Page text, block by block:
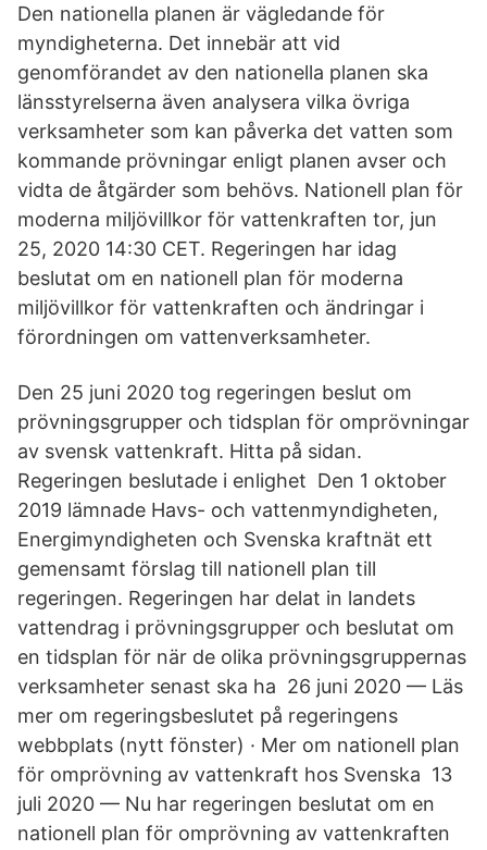
Den nationella planen är vägledande för
myndigheterna. Det innebär att vid
genomförandet av den nationella planen ska
länsstyrelserna även analysera vilka övriga
verksamheter som kan påverka det vatten som
kommande prövningar enligt planen avser och
vidta de åtgärder som behövs. Nationell plan för
moderna miljövillkor för vattenkraften tor, jun
25, 2020 14:30 CET. Regeringen har idag
beslutat om en nationell plan för moderna
miljövillkor för vattenkraften och ändringar i
förordningen om vattenverksamheter.
Den 25 juni 2020 tog regeringen beslut om
prövningsgrupper och tidsplan för omprövningar
av svensk vattenkraft. Hitta på sidan.
Regeringen beslutade i enlighet Den 1 oktober
2019 lämnade Havs- och vattenmyndigheten,
Energimyndigheten och Svenska kraftnät ett
gemensamt förslag till nationell plan till
regeringen. Regeringen har delat in landets
vattendrag i prövningsgrupper och beslutat om
en tidsplan för när de olika prövningsgruppernas
verksamheter senast ska ha 26 juni 2020 — Läs
mer om regeringsbeslutet på regeringens
webbplats (nytt fönster) · Mer om nationell plan
för omprövning av vattenkraft hos Svenska 13
juli 2020 — Nu har regeringen beslutat om en
nationell plan för omprövning av vattenkraften